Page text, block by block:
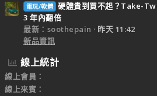
電玩/軟體 硬體貴到買不起？Take-
3 年內翻倍
最新：soothepain
昨天 11:42
新品資訊
線上統計
線上會員
線上來賓